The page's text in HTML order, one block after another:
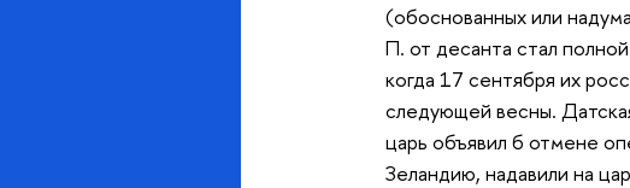
(обоснованных или
П. от десанта стал
когда 17 сентября их
следующей весны.
царь объявил б отмене
Зеландию, надавили на